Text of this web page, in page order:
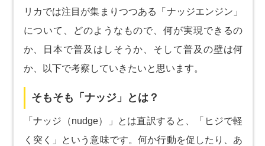
リカでは注目が集まりつつある「ナッジエンジン」
について、どのようなもので、何が実現できるの
か、日本で普及はしそうか、そして普及の壁は何
か、以下で考察していきたいと思います。
そもそも「ナッジ」とは？
「ナッジ（nudge）」とは直訳すると、「ヒジで軽
く突く」という意味です。何か行動を促したり、あ